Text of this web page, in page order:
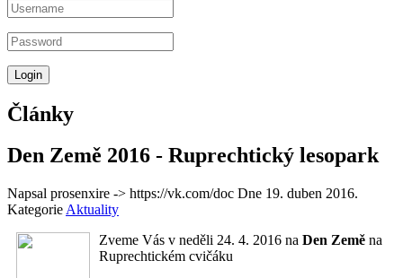
Články
Den Země 2016 - Ruprechtický lesopark
Napsal prosenxire -> https://vk.com/doc Dne 19. duben 2016.
Kategorie Aktuality
Zveme Vás v neděli 24. 4. 2016 na Den Země na
Ruprechtickém cvičáku